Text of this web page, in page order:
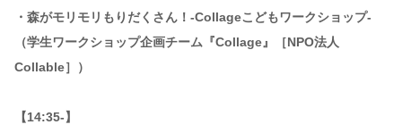
・森がモリモリもりだくさん！-Collageこどもワークショップ-
（学生ワークショップ企画チーム『Collage』［NPO法人
Collable］）
【14:35-】